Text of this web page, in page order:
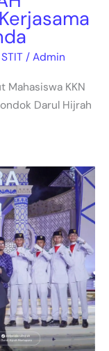
STIT / Admin
Mahasiswa KKN
Darul Hijrah